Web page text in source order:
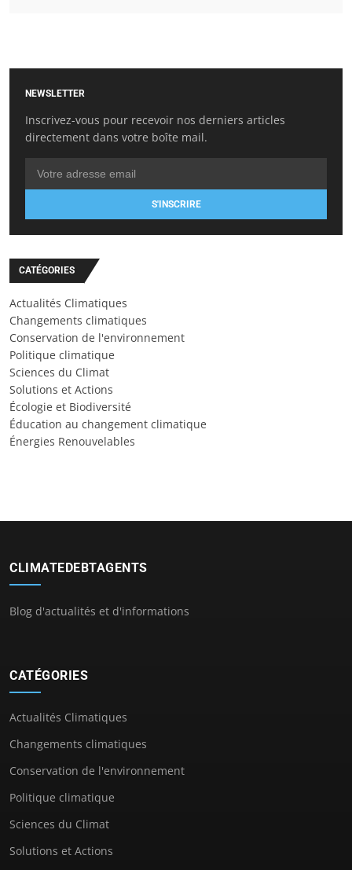
NEWSLETTER
Inscrivez-vous pour recevoir nos derniers articles
directement dans votre boîte mail.
S'INSCRIRE
CATÉGORIES
Actualités Climatiques
Changements climatiques
Conservation de l'environnement
Politique climatique
Sciences du Climat
Solutions et Actions
Écologie et Biodiversité
Éducation au changement climatique
Énergies Renouvelables
CLIMATEDEBTAGENTS
Blog d'actualités et d'informations
CATÉGORIES
Actualités Climatiques
Changements climatiques
Conservation de l'environnement
Politique climatique
Sciences du Climat
Solutions et Actions